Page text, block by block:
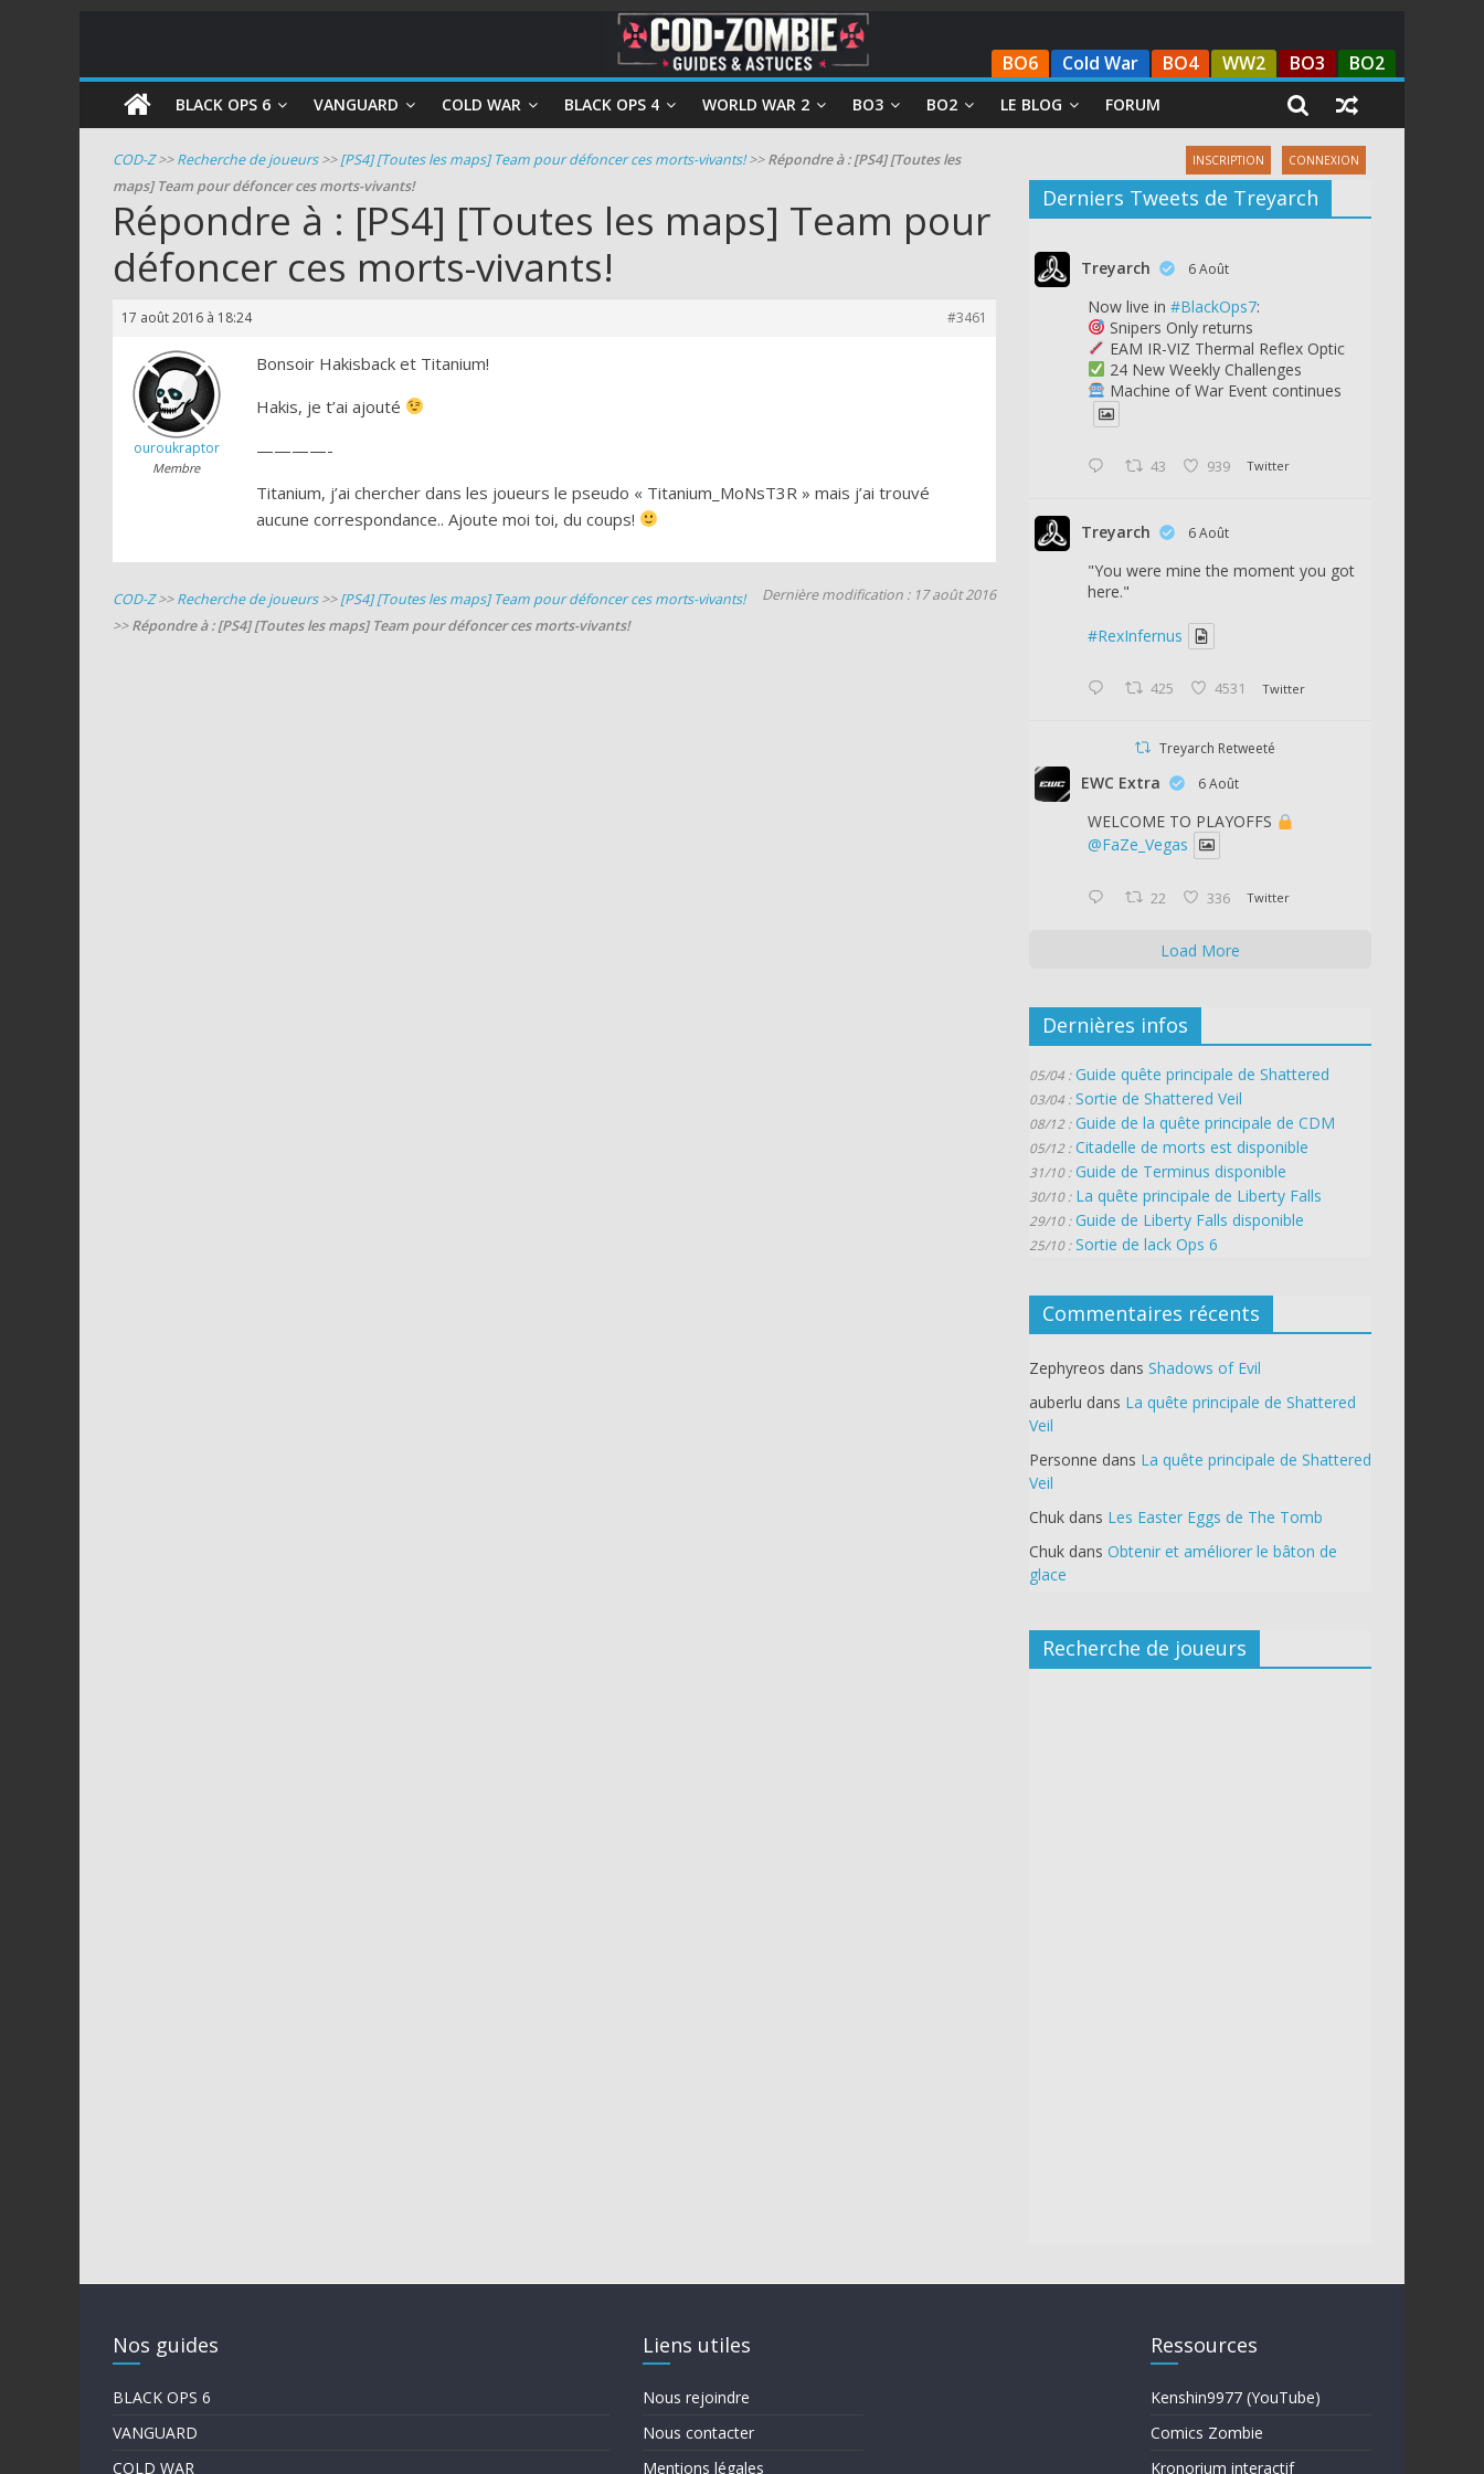
COD
Zombie
Guides
et
astuces
pour
le
zombie
Call
BO6 Cold War BO4 WW2 BO3 BO2
BLACK OPS 6 VANGUARD COLD WAR BLACK OPS 4 WORLD WAR 2 BO3 BO2 LE BLOG FORUM
INSCRIPTION CONNEXION
COD-Z>>Recherche de joueurs>>[PS4] [Toutes les maps] Team pour défoncer ces morts-vivants!>>Répondre à : [PS4] [Toutes les
maps] Team pour défoncer ces morts-vivants!
Répondre à : [PS4] [Toutes les maps] Team pour
défoncer ces morts-vivants!
17 août 2016 à 18:24 #3461
ouroukraptor
Membre
Bonsoir Hakisback et Titanium!
Hakis, je t’ai ajouté
————-
Titanium, j’ai chercher dans les joueurs le pseudo « Titanium_MoNsT3R » mais j’ai trouvé
aucune correspondance.. Ajoute moi toi, du coups!
Dernière modification : 17 août 2016
COD-Z>>Recherche de joueurs>>[PS4] [Toutes les maps] Team pour défoncer ces morts-vivants!
>>Répondre à : [PS4] [Toutes les maps] Team pour défoncer ces morts-vivants!
Derniers Tweets de Treyarch
Treyarch 6 Août
Now live in #BlackOps7:
Snipers Only returns
EAM IR-VIZ Thermal Reflex Optic
24 New Weekly Challenges
Machine of War Event continues
43 939 Twitter
Treyarch 6 Août
"You were mine the moment you got
here."
#RexInfernus
425 4531 Twitter
Treyarch Retweeté
EWC Extra 6 Août
WELCOME TO PLAYOFFS
@FaZe_Vegas
22 336 Twitter
Load More
Dernières infos
05/04 : Guide quête principale de Shattered
03/04 : Sortie de Shattered Veil
08/12 : Guide de la quête principale de CDM
05/12 : Citadelle de morts est disponible
31/10 : Guide de Terminus disponible
30/10 : La quête principale de Liberty Falls
29/10 : Guide de Liberty Falls disponible
25/10 : Sortie de lack Ops 6
Commentaires récents
Zephyreos dans Shadows of Evil
auberlu dans La quête principale de Shattered
Veil
Personne dans La quête principale de Shattered
Veil
Chuk dans Les Easter Eggs de The Tomb
Chuk dans Obtenir et améliorer le bâton de
glace
Recherche de joueurs
Nos guides
BLACK OPS 6
VANGUARD
COLD WAR
Liens utiles
Nous rejoindre
Nous contacter
Mentions légales
Ressources
Kenshin9977 (YouTube)
Comics Zombie
Kronorium interactif